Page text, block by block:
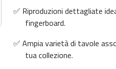
✅ Riproduzioni dettagliate
fingerboard.
✅ Ampia varietà di tavole
tua collezione.